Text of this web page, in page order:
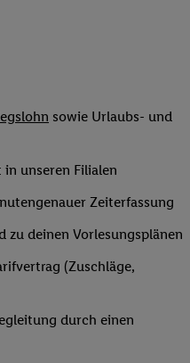
sowie Urlaubs- und
in unseren Filialen
Zeiterfassung
zu deinen Vorlesungsplänen
(Zuschläge,
durch einen